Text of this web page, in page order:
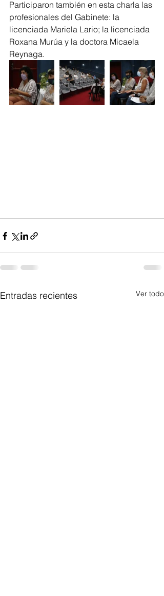
Participaron también en esta charla las
profesionales del Gabinete: la
licenciada Mariela Lario; la licenciada
Roxana Murúa y la doctora Micaela
Reynaga.
Entradas recientes Ver todo